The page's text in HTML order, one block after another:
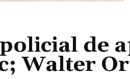
de
Walter